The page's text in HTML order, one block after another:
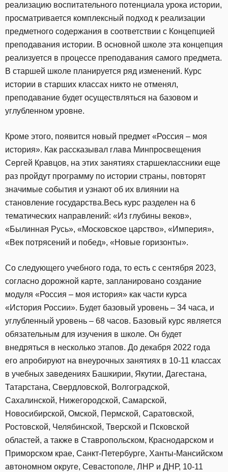
реализацию воспитательного потенциала урока истории,
просматривается комплексный подход к реализации
предметного содержания в соответствии с Концепцией
преподавания истории. В основной школе эта концепция
реализуется в процессе преподавания самого предмета.
В старшей школе планируется ряд изменений. Курс
истории в старших классах никто не отменял,
преподавание будет осуществляться на базовом и
углубленном уровне.
Кроме этого, появится новый предмет «Россия – моя
история». Как рассказывал глава Минпросвещения
Сергей Кравцов, на этих занятиях старшеклассники еще
раз пройдут программу по истории страны, повторят
значимые события и узнают об их влиянии на
становление государства.Весь курс разделен на 6
тематических направлений: «Из глубины веков»,
«Былинная Русь», «Московское царство», «Империя»,
«Век потрясений и побед», «Новые горизонты».
Со следующего учебного года, то есть с сентября 2023,
согласно дорожной карте, запланировано создание
модуля «Россия – моя история» как части курса
«История России». Будет базовый уровень – 34 часа, и
углубленный уровень – 68 часов. Базовый курс является
обязательным для изучения в школе. Он будет
внедряться в несколько этапов. До декабря 2022 года
его апробируют на внеурочных занятиях в 10-11 классах
в учебных заведениях Башкирии, Якутии, Дагестана,
Татарстана, Свердловской, Волгоградской,
Сахалинской, Нижегородской, Самарской,
Новосибирской, Омской, Пермской, Саратовской,
Ростовской, Челябинской, Тверской и Псковской
областей, а также в Ставропольском, Краснодарском и
Приморском крае, Санкт-Петербурге, Ханты-Мансийском
автономном округе, Севастополе, ЛНР и ДНР, 10-11